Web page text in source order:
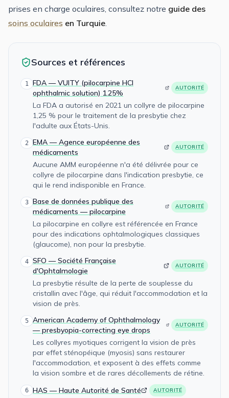
prises en charge oculaires, consultez notre guide des
soins oculaires en Turquie
Sources et références
1
FDA — VUITY (pilocarpine HCl
ophthalmic solution) 1.25%
AUTORITÉ
La FDA a autorisé en 2021 un collyre de pilocarpine
1,25 % pour le traitement de la presbytie chez
l'adulte aux États-Unis.
2
EMA — Agence européenne des
médicaments
AUTORITÉ
Aucune AMM européenne n'a été délivrée pour ce
collyre de pilocarpine dans l'indication presbytie, ce
qui le rend indisponible en France.
3 Base de données publique des
médicaments — pilocarpine
AUTORITÉ
La pilocarpine en collyre est référencée en France
pour des indications ophtalmologiques classiques
(glaucome), non pour la presbytie.
4 SFO — Société Française
d'Ophtalmologie
AUTORITÉ
La presbytie résulte de la perte de souplesse du
cristallin avec l'âge, qui réduit l'accommodation et la
vision de près.
5 American Academy of Ophthalmology
— presbyopia-correcting eye drops
AUTORITÉ
Les collyres myotiques corrigent la vision de près
par effet sténopéique (myosis) sans restaurer
l'accommodation, et exposent à des effets comme
la vision sombre et de rares décollements de rétine.
6 HAS — Haute Autorité de Santé AUTORITÉ